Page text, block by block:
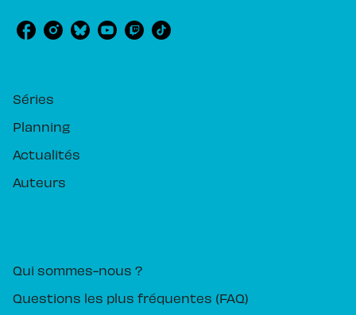
Séries
Planning
Actualités
Auteurs
Qui sommes-nous ?
Questions les plus fréquentes (FAQ)